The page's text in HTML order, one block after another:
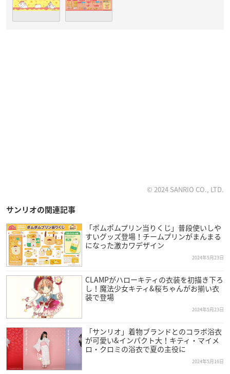
© 2024 SANRIO CO., LTD.
サンリオの関連記事
「ポムポムプリン当りくじ」普段使いしや
すいグッズ登場！チームプリンがまんまる
になった激カワデザイン
2024年5月23日
CLAMPがハローキティの衣装を初描き下ろ
し！魔法少女キティ&桜ちゃんがお揃い衣
装で登場
2024年5月23日
「サンリオ」着物ブランドとのコラボ浴衣
が可愛い&インパクト大！キティ・マイメ
ロ・クロミの浴衣で夏の主役に
2024年5月16日